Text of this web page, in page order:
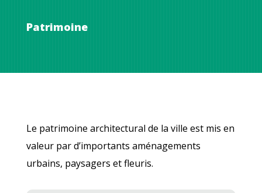
Patrimoine
Le patrimoine architectural de la ville est mis en
valeur par d’importants aménagements
urbains, paysagers et fleuris.